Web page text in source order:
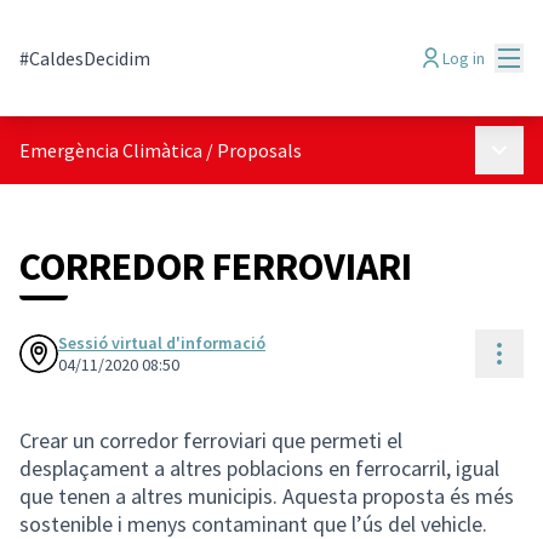
#CaldesDecidim Log in
Emergència Climàtica / Proposals
CORREDOR FERROVIARI
Sessió virtual d'informació
04/11/2020 08:50
Crear un corredor ferroviari que permeti el
desplaçament a altres poblacions en ferrocarril, igual
que tenen a altres municipis. Aquesta proposta és més
sostenible i menys contaminant que l’ús del vehicle.